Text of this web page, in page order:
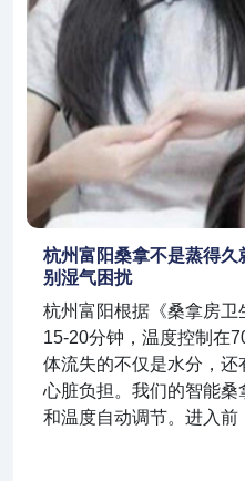
杭州富阳桑拿不是蒸得
别湿气困扰
杭州富阳根据《桑拿房
15-20分钟，温度控制在
体流失的不仅是水分，
心脏负担。我们的智能桑
和温度自动调节。进入